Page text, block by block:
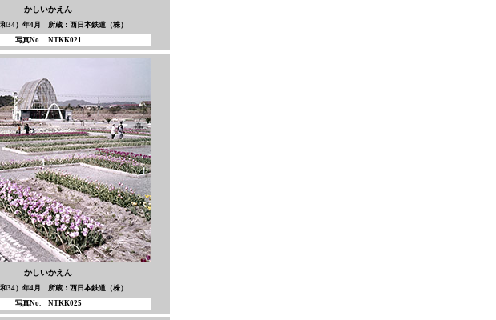
かしいかえん
34）年4月 所蔵：西日本鉄道（株）
写真No. NTKK021
かしいかえん
34）年4月 所蔵：西日本鉄道（株）
写真No. NTKK025